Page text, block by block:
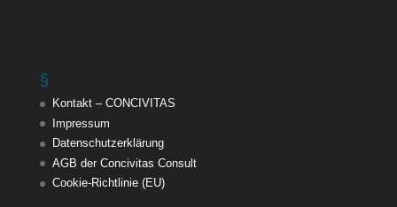
§
Kontakt – CONCIVITAS
Impressum
Datenschutzerklärung
AGB der Concivitas Consult
Cookie-Richtlinie (EU)